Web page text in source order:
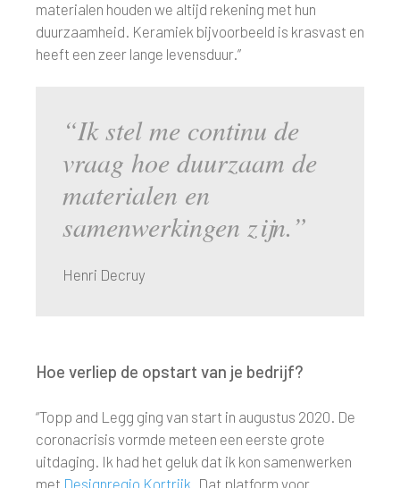
materialen houden we altijd rekening met hun
duurzaamheid. Keramiek bijvoorbeeld is krasvast en
heeft een zeer lange levensduur.”
“Ik stel me continu de
vraag hoe duurzaam de
materialen en
samenwerkingen zijn.”
Henri Decruy
Hoe verliep de opstart van je bedrijf?
“Topp and Legg ging van start in augustus 2020. De
coronacrisis vormde meteen een eerste grote
uitdaging. Ik had het geluk dat ik kon samenwerken
met Designregio Kortrijk. Dat platform voor